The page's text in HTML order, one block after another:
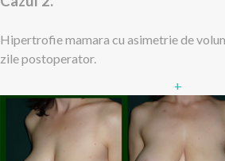
Hipertrofie mamara cu asimetrie de
zile postoperator.
+